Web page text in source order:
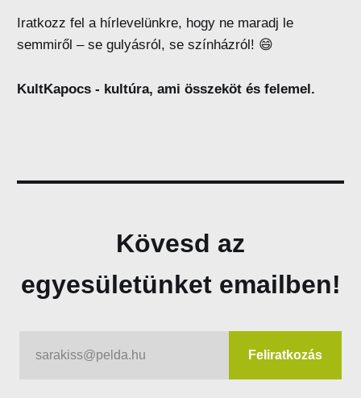
Iratkozz fel a hírlevelünkre, hogy ne maradj le
semmiről – se gulyásról, se színházról! 😄
KultKapocs - kultúra, ami összeköt és felemel.
Kövesd az
egyesületünket emailben!
sarakiss@pelda.hu Feliratkozás